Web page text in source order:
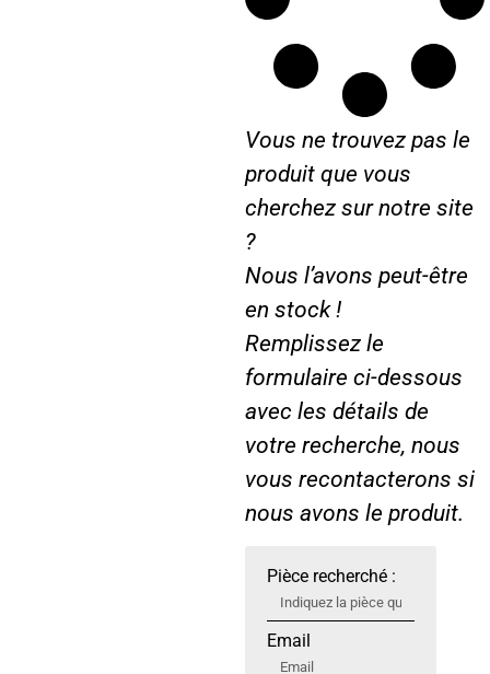
e
s
l
v
r
3
0
1
5
0
Vous ne trouvez pas le
produit que vous
cherchez sur notre site
?
Nous l’avons peut-être
en stock !
Remplissez le
formulaire ci-dessous
avec les détails de
votre recherche, nous
vous recontacterons si
nous avons le produit.
Pièce recherché :
Email